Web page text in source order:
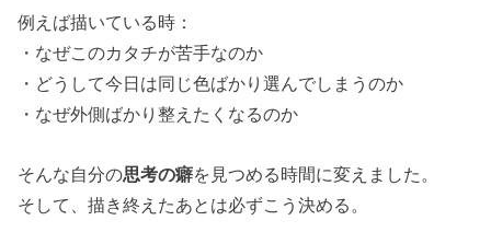
例えば描いている時：
・ なぜこのカタチが苦手なのか
・ どうして今日は同じ色ばかり選んでしまうのか
・ なぜ外側ばかり整えたくなるのか
そんな自分の思考の癖を見つめる時間に変えました。
そして、描き終えたあとは必ずこう決める。